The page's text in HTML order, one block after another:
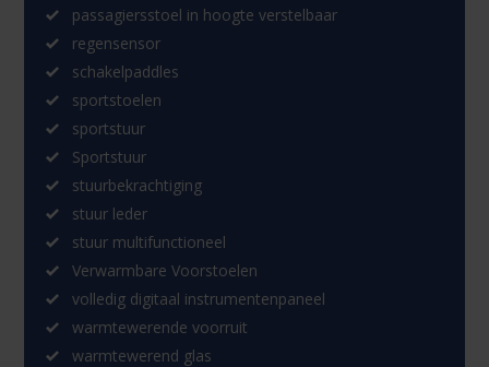
passagiersstoel in hoogte verstelbaar
regensensor
schakelpaddles
sportstoelen
sportstuur
Sportstuur
stuurbekrachtiging
stuur leder
stuur multifunctioneel
Verwarmbare Voorstoelen
volledig digitaal instrumentenpaneel
warmtewerende voorruit
warmtewerend glas